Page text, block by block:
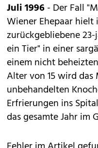
Juli 1996- Der Fall
Wiener Ehepaar
zurückgebliebene
ein Tier" in einer
einem nicht
Alter von 15 wird
unbehandelten
Erfrierungen ins
das gesamte Jahr im